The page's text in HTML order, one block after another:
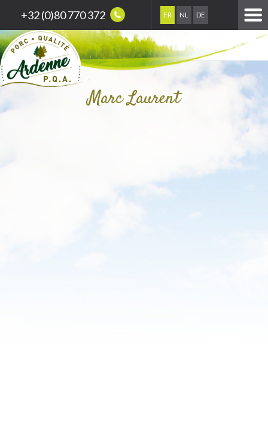
+32 (0)80 770 372 FR NL DE
Marc Laurent